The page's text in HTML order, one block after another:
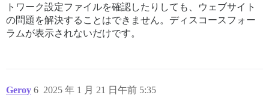
トワーク設定ファイルを確認したりしても、ウェブサイト
の問題を解決することはできません。ディスコースフォー
ラムが表示されないだけです。
Geroy 2025 年 1 月 21 日午前 5:35
6